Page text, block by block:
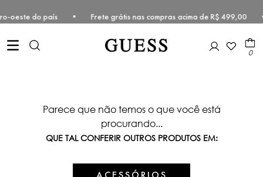
oeste do país • Frete grátis nas compras acima de R$
0
Parece que não temos o que você está
procurando...
QUE TAL CONFERIR OUTROS PRODUTOS EM: